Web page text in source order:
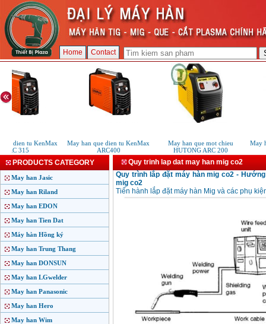
Home Contact
dien tu KenMax
ARC 315
May han que dien tu KenMax
ARC400
May han que mot chieu
HUTONG ARC 200
May
PRODUCTS CATEGORY
May han Jasic
May han Riland
May han EDON
May han Tien Dat
Máy hàn Hồng ký
May han Trung Thang
May han DONSUN
May han LGwelder
May han Panasonic
May han Hero
May han Wim
Quy trinh lap dat may han mig co2
Quy trình lắp đặt máy hàn mig co2 -
mig co2
Tiến hành lắp đặt máy hàn Mig và các phụ